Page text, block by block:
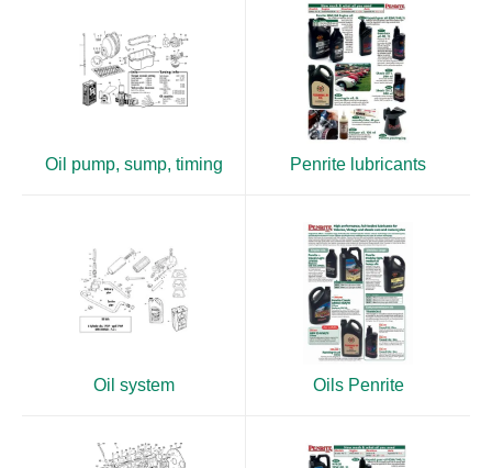
Oil pump, sump, timing Penrite lubricants
Oil system Oils Penrite